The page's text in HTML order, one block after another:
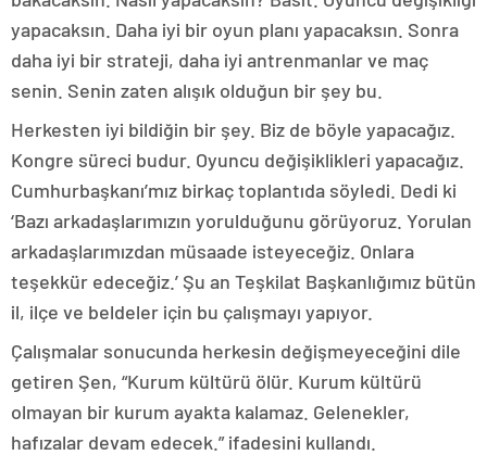
yapacaksın. Daha iyi bir oyun planı yapacaksın. Sonra
daha iyi bir strateji, daha iyi antrenmanlar ve maç
senin. Senin zaten alışık olduğun bir şey bu.
Herkesten iyi bildiğin bir şey. Biz de böyle yapacağız.
Kongre süreci budur. Oyuncu değişiklikleri yapacağız.
Cumhurbaşkanı’mız birkaç toplantıda söyledi. Dedi ki
‘Bazı arkadaşlarımızın yorulduğunu görüyoruz. Yorulan
arkadaşlarımızdan müsaade isteyeceğiz. Onlara
teşekkür edeceğiz.’ Şu an Teşkilat Başkanlığımız bütün
il, ilçe ve beldeler için bu çalışmayı yapıyor.
Çalışmalar sonucunda herkesin değişmeyeceğini dile
getiren Şen, “Kurum kültürü ölür. Kurum kültürü
olmayan bir kurum ayakta kalamaz. Gelenekler,
hafızalar devam edecek.” ifadesini kullandı.